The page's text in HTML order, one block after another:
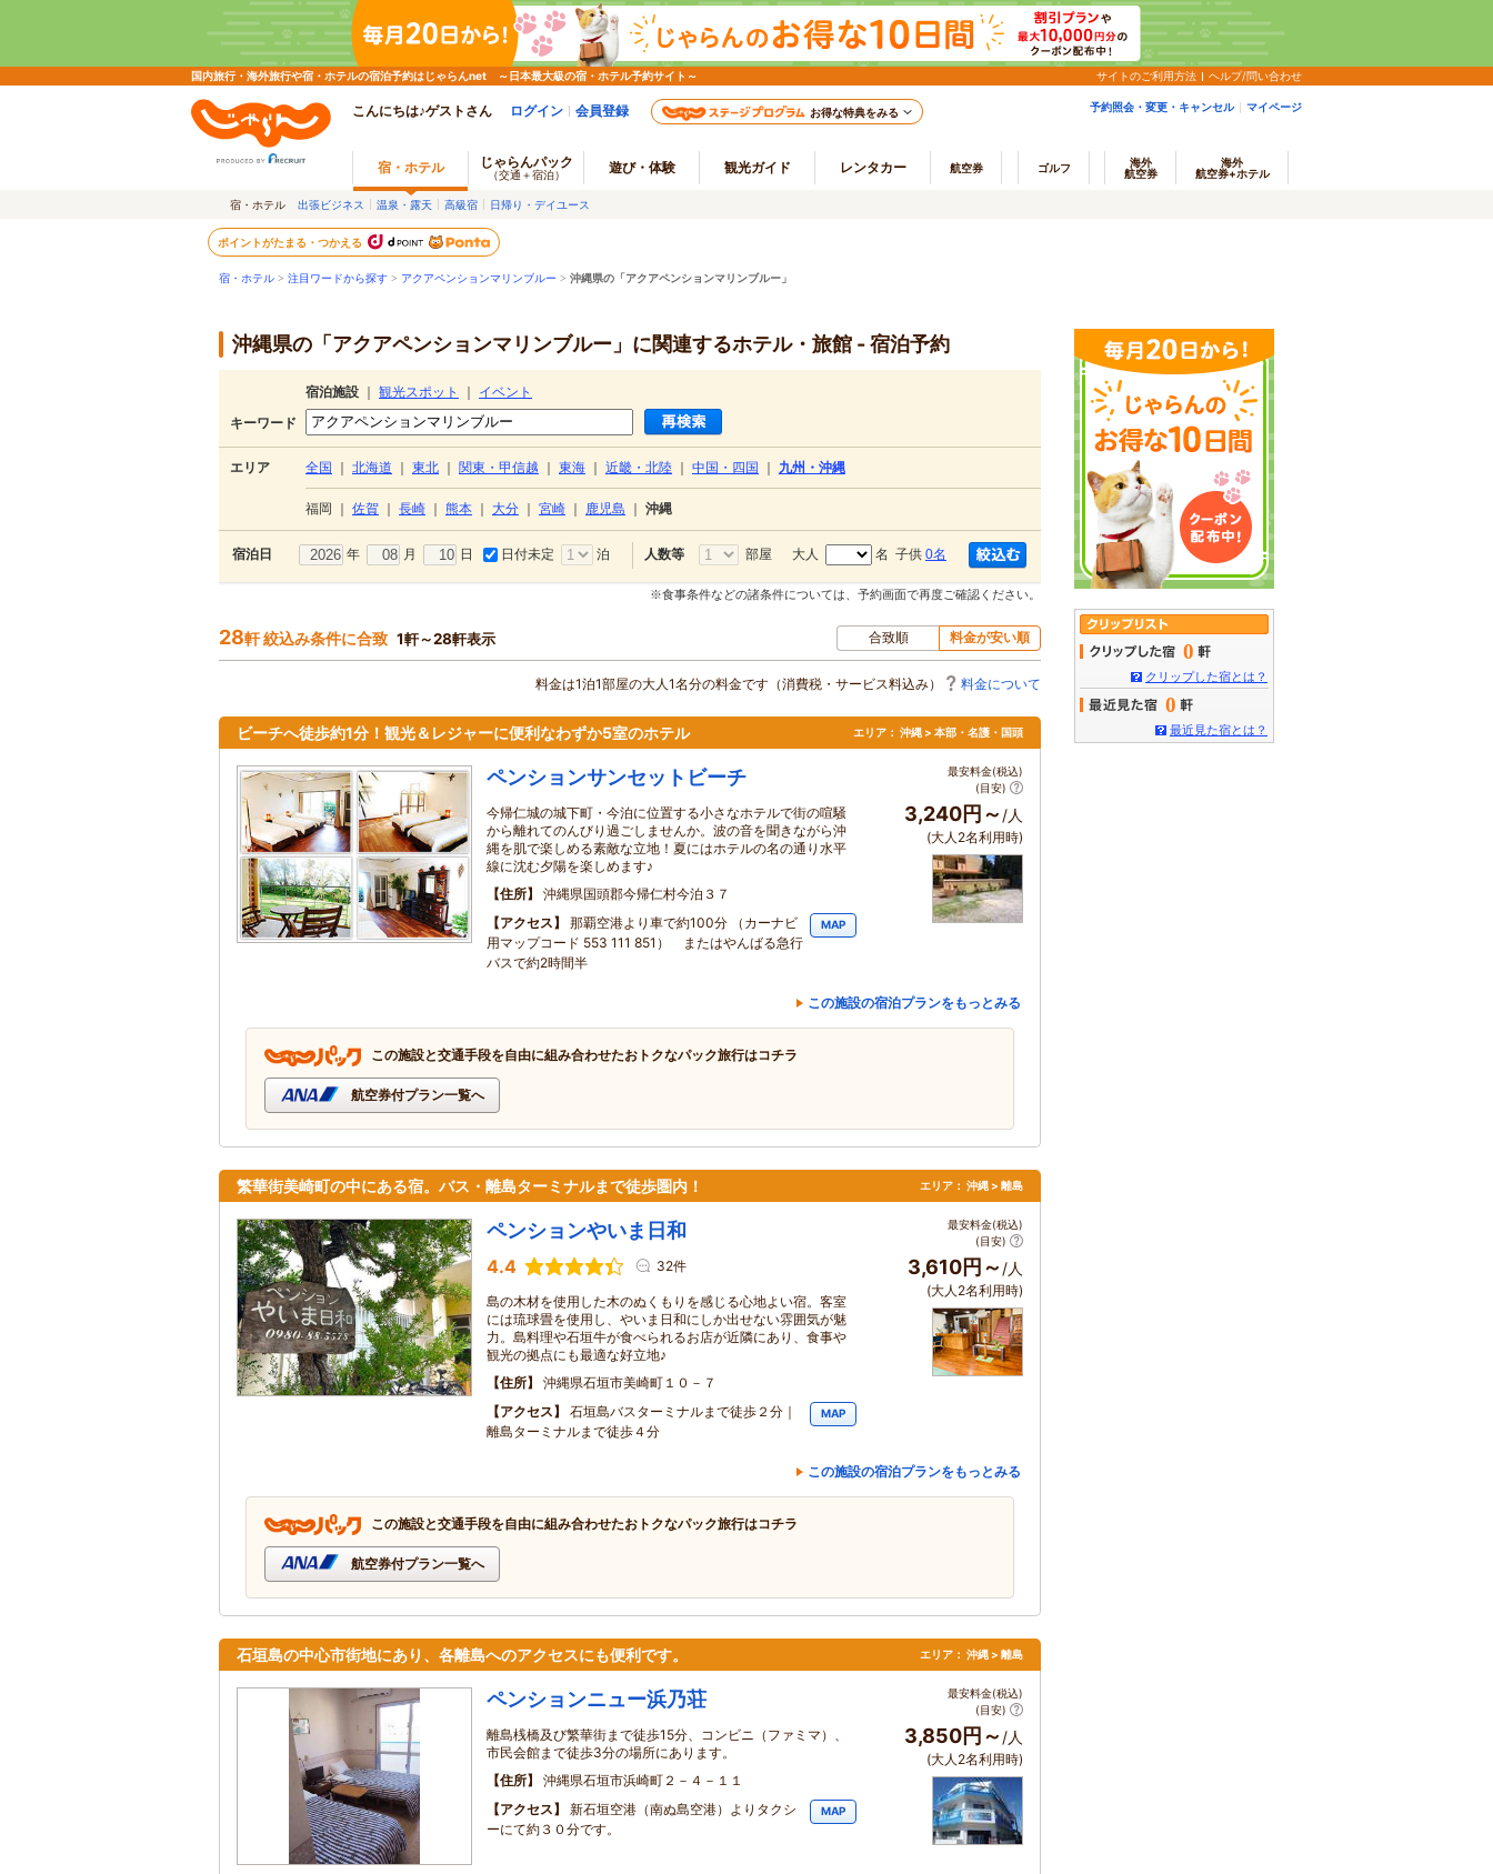
国内旅行・海外旅行や宿・ホテルの宿泊予約はじゃらんnet ～日本最大級の宿・ホテル予約サイト～ サイトのご利用方法 ヘルプ/問い合わせ
こんにちは♪ゲストさん ログイン 会員登録 お得な特典をみる 予約照会・変更・キャンセル マイページ
宿・ホテル じゃらんパック
（交通＋宿泊） 遊び・体験 観光ガイド レンタカー 航空券 ゴルフ
海外
航空券
海外
航空券+ホテル
宿・ホテル 出張ビジネス 温泉・露天 高級宿 日帰り・デイユース
ポイントがたまる・つかえる
宿・ホテル > 注目ワードから探す > アクアペンションマリンブルー > 沖縄県の「アクアペンションマリンブルー」
沖縄県の「アクアペンションマリンブルー」に関連するホテル・旅館 - 宿泊予約
宿泊施設 観光スポット
イベント
キーワード
エリア 全国 北海道 東北 関東・甲信越 東海 近畿・北陸 中国・四国 九州・沖縄
福岡 佐賀 長崎 熊本 大分 宮崎 鹿児島 沖縄
宿泊日 年 月 日 日付未定 泊 人数等 部屋 大人 名 子供 0名
※食事条件などの諸条件については、予約画面で再度ご確認ください。
28軒 絞込み条件に合致 1軒～28軒表示 合致順 料金が安い順
料金は1泊1部屋の大人1名分の料金です（消費税・サービス料込み） 料金について
ビーチへ徒歩約1分！観光＆レジャーに便利なわずか5室のホテル エリア： 沖縄 > 本部・名護・国頭
ペンションサンセットビーチ
今帰仁城の城下町・今泊に位置する小さなホテルで街の喧騒
から離れてのんびり過ごしませんか。波の音を聞きながら沖
縄を肌で楽しめる素敵な立地！夏にはホテルの名の通り水平
線に沈む夕陽を楽しめます♪
住所
沖縄県国頭郡今帰仁村今泊３７
アクセス
那覇空港より車で約100分 （カーナビ
用マップコード 553 111 851） またはやんばる急行
バスで約2時間半
MAP
最安料金(税込)
(目安)
3,240円～ /人
(大人2名利用時)
この施設の宿泊プランをもっとみる
この施設と交通手段を自由に組み合わせたおトクなパック旅行はコチラ
航空券付プラン一覧へ
繁華街美崎町の中にある宿。バス・離島ターミナルまで徒歩圏内！ エリア： 沖縄 > 離島
ペンションやいま日和
4.4 32件
島の木材を使用した木のぬくもりを感じる心地よい宿。客室
には琉球畳を使用し、やいま日和にしか出せない雰囲気が魅
力。島料理や石垣牛が食べられるお店が近隣にあり、食事や
観光の拠点にも最適な好立地♪
住所
沖縄県石垣市美崎町１０－７
アクセス
石垣島バスターミナルまで徒歩２分｜
離島ターミナルまで徒歩４分
MAP
最安料金(税込)
(目安)
3,610円～ /人
(大人2名利用時)
この施設の宿泊プランをもっとみる
この施設と交通手段を自由に組み合わせたおトクなパック旅行はコチラ
航空券付プラン一覧へ
石垣島の中心市街地にあり、各離島へのアクセスにも便利です。 エリア： 沖縄 > 離島
ペンションニュー浜乃荘
離島桟橋及び繁華街まで徒歩15分、コンビニ（ファミマ）、
市民会館まで徒歩3分の場所にあります。
住所
沖縄県石垣市浜崎町２－４－１１
アクセス
新石垣空港（南ぬ島空港）よりタクシ
ーにて約３０分です。
MAP
最安料金(税込)
(目安)
3,850円～ /人
(大人2名利用時)
0
クリップした宿とは？
0
最近見た宿とは？